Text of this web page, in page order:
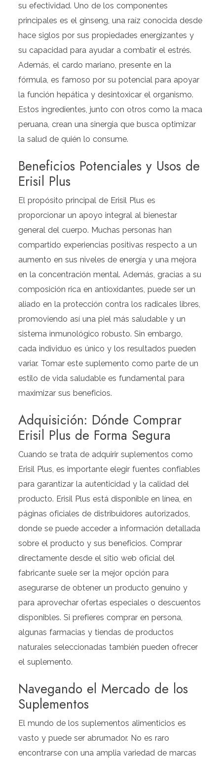
su efectividad. Uno de los componentes
principales es el ginseng, una raíz conocida desde
hace siglos por sus propiedades energizantes y
su capacidad para ayudar a combatir el estrés.
Además, el cardo mariano, presente en la
fórmula, es famoso por su potencial para apoyar
la función hepática y desintoxicar el organismo.
Estos ingredientes, junto con otros como la maca
peruana, crean una sinergia que busca optimizar
la salud de quién lo consume.
Beneficios Potenciales y Usos de
Erisil Plus
El propósito principal de Erisil Plus es
proporcionar un apoyo integral al bienestar
general del cuerpo. Muchas personas han
compartido experiencias positivas respecto a un
aumento en sus niveles de energía y una mejora
en la concentración mental. Además, gracias a su
composición rica en antioxidantes, puede ser un
aliado en la protección contra los radicales libres,
promoviendo así una piel más saludable y un
sistema inmunológico robusto. Sin embargo,
cada individuo es único y los resultados pueden
variar. Tomar este suplemento como parte de un
estilo de vida saludable es fundamental para
maximizar sus beneficios.
Adquisición: Dónde Comprar
Erisil Plus de Forma Segura
Cuando se trata de adquirir suplementos como
Erisil Plus, es importante elegir fuentes confiables
para garantizar la autenticidad y la calidad del
producto. Erisil Plus está disponible en línea, en
páginas oficiales de distribuidores autorizados,
donde se puede acceder a información detallada
sobre el producto y sus beneficios. Comprar
directamente desde el sitio web oficial del
fabricante suele ser la mejor opción para
asegurarse de obtener un producto genuino y
para aprovechar ofertas especiales o descuentos
disponibles. Si prefieres comprar en persona,
algunas farmacias y tiendas de productos
naturales seleccionadas también pueden ofrecer
el suplemento.
Navegando el Mercado de los
Suplementos
El mundo de los suplementos alimenticios es
vasto y puede ser abrumador. No es raro
encontrarse con una amplia variedad de marcas